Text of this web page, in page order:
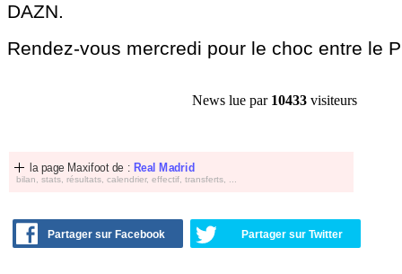
DAZN.
Rendez-vous mercredi pour le choc entre le
News lue par 10433 visiteurs
la page Maxifoot de : Real Madrid
bilan, stats, résultats, calendrier, effectif, transferts, ...
Partager sur Facebook Partager sur Twitter